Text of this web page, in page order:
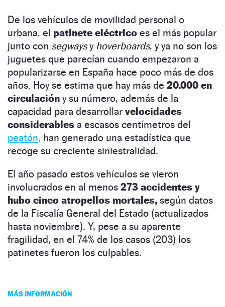
De los vehículos de movilidad personal o
urbana, el patinete eléctrico es el más popular
junto con segwaysy hoverboards, y ya no son los
juguetes que parecían cuando empezaron a
popularizarse en España hace poco más de dos
años. Hoy se estima que hay más de 20.000 en
circulación y su número, además de la
capacidad para desarrollar velocidades
considerables a escasos centímetros del
peatón, han generado una estadística que
recoge su creciente siniestralidad.
El año pasado estos vehículos se vieron
involucrados en al menos 273 accidentes y
hubo cinco atropellos mortales, según datos
de la Fiscalía General del Estado (actualizados
hasta noviembre). Y, pese a su aparente
fragilidad, en el 74% de los casos (203) los
patinetes fueron los culpables.
MÁS INFORMACIÓN